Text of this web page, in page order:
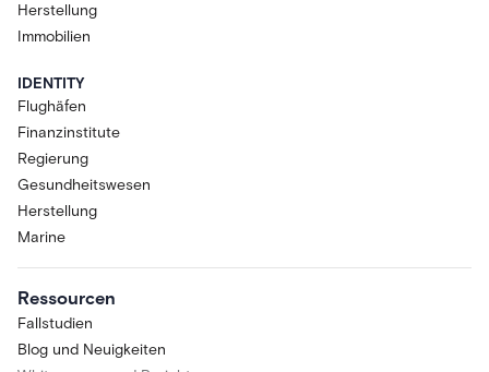
Herstellung
Immobilien
IDENTITY
Flughäfen
Finanzinstitute
Regierung
Gesundheitswesen
Herstellung
Marine
Ressourcen
Fallstudien
Blog und Neuigkeiten